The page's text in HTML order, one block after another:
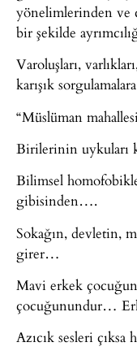
yönelimlerinden ve
bir şekilde
Varoluşları,
karışık
“Müslüman
Birilerinin uykuları
Bilimsel
gibisinden….
Sokağın, devletin,
girer…
Mavi erkek
çocuğunundur…
Azıcık sesleri çıksa